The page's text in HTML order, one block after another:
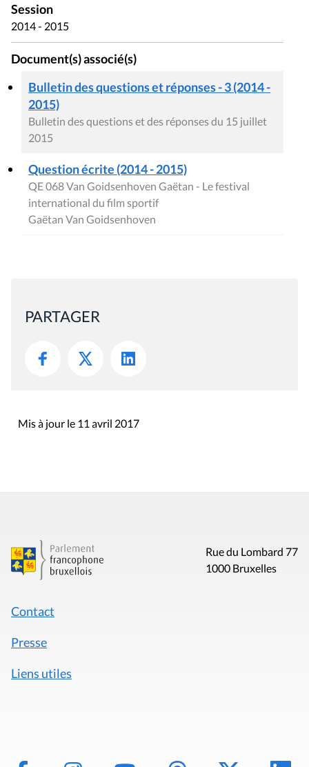
Session
2014 - 2015
Document(s) associé(s)
Bulletin des questions et réponses - 3 (2014 -
2015)
Bulletin des questions et des réponses du 15 juillet
2015
Question écrite (2014 - 2015)
QE 068 Van Goidsenhoven Gaëtan - Le festival
international du film sportif
Gaëtan Van Goidsenhoven
PARTAGER
Mis à jour le 11 avril 2017
Rue du Lombard 77
1000 Bruxelles
Contact
Presse
Liens utiles